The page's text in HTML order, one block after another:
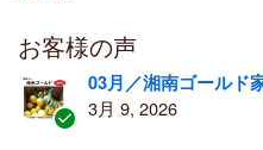
お客様の声
03月／湘南ゴールド
3月 9, 2026